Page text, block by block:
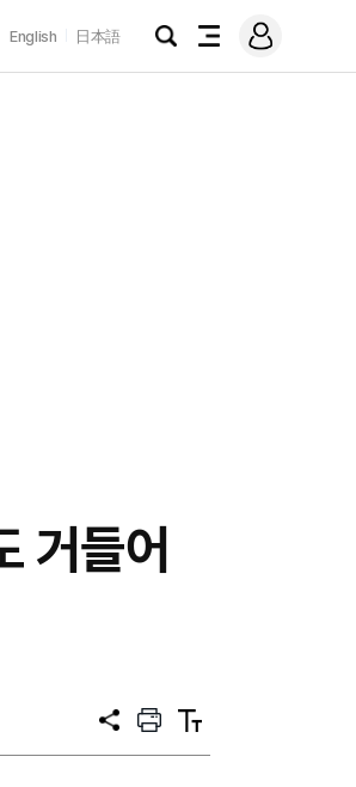
English 日本語
검
전
메
그
거들어
공
프
트
텍
트